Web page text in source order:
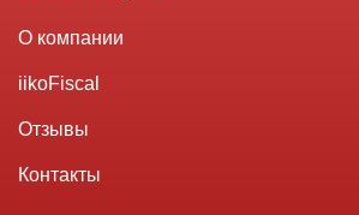
О компании
iikoFiscal
Отзывы
Контакты